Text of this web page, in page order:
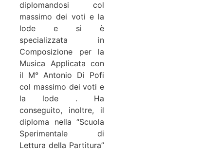
diplomandosi col
massimo dei voti e la
lode e si è
specializzata in
Composizione per la
Musica Applicata con
il M° Antonio Di Pofi
col massimo dei voti e
la lode . Ha
conseguito, inoltre, il
diploma nella “Scuola
Sperimentale di
Lettura della Partitura”